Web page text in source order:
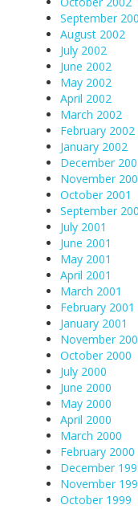
September
August 2002
July 2002
June 2002
May 2002
April 2002
March 2002
February 2002
January 2002
December
November
October 2001
September
July 2001
June 2001
May 2001
April 2001
March 2001
February 2001
January 2001
November
October 2000
July 2000
June 2000
May 2000
April 2000
March 2000
February 2000
December
November
October 1999